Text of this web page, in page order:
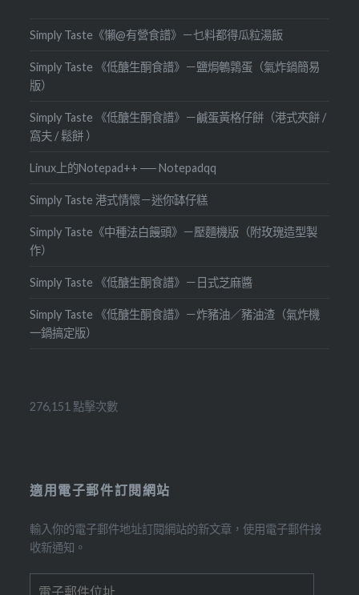
Simply Taste《懶@有營食譜》－乜料都得瓜粒湯飯
Simply Taste 《低醣生酮食譜》－鹽焗鵪鶉蛋（氣炸鍋簡易
版）
Simply Taste 《低醣生酮食譜》－鹹蛋黃格仔餅（港式夾餅 /
窩夫 / 鬆餅 ）
Linux上的Notepad++ ── Notepadqq
Simply Taste 港式情懷－迷你缽仔糕
Simply Taste《中種法白饅頭》－壓麵機版（附玫瑰造型製
作）
Simply Taste 《低醣生酮食譜》－日式芝麻醬
Simply Taste 《低醣生酮食譜》－炸豬油／豬油渣（氣炸機
一鍋搞定版）
276,151 點擊次數
適用電子郵件訂閱網站
輸入你的電子郵件地址訂閱網站的新文章，使用電子郵件接
收新通知。